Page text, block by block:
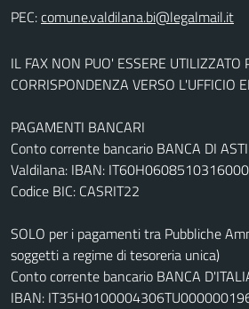
PEC:
IL FAX NON PUO' ESSERE UTILIZZATO
CORRISPONDENZA VERSO L'UFFICIO
PAGAMENTI BANCARI
Conto corrente bancario BANCA DI
Valdilana: IBAN:
Codice BIC: CASRIT22
SOLO per i pagamenti tra Pubbliche
soggetti a regime di tesoreria unica)
Conto corrente bancario BANCA
IBAN: